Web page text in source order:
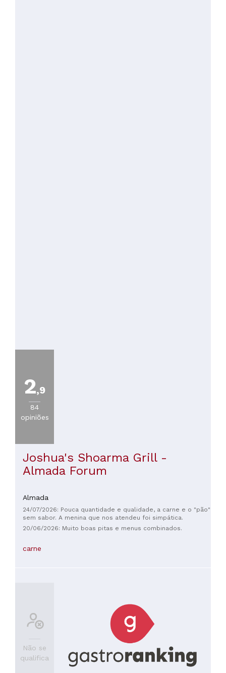
2,9
84
opiniões
Joshua's Shoarma Grill -
Almada Forum
Almada
24/07/2026: Pouca quantidade e qualidade, a carne e o "pão"
sem sabor. A menina que nos atendeu foi simpática.
20/06/2026: Muito boas pitas e menus combinados.
carne
Não se
qualifica